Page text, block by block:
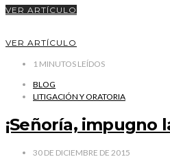
VER ARTÍCULO
VER ARTÍCULO
1 MINUTOS LEÍDOS
BLOG
LITIGACIÓN Y ORATORIA
¡Señoría, impugno
30 DE DICIEMBRE DE 2015